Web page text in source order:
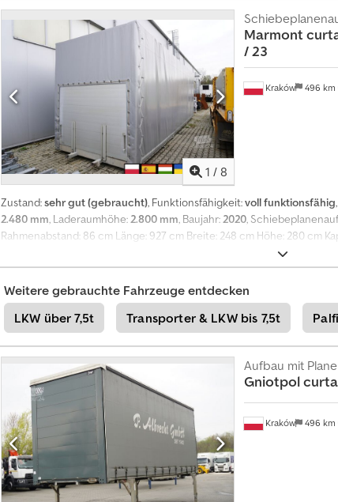
Zustand ist sehr gut. 2 identische Aufbauten verfügbar.
1 / 8
Kraków 496 km
Marmont
/ 23
Zustand:sehr gut (gebraucht), Funktionsfähigkeit:voll funktionsfähig
2.480 mm, Laderaumhöhe:2.800 mm, Baujahr:2020,
Rahmenabstand: 86 cm Länge: 927 cm Breite: 248 cm Höhe: 280 cm
Weitere gebrauchte Fahrzeuge entdecken
LKW über 7,5t
Transporter & LKW bis 7,5t
Kraków 496 km
Aufbau mit Plane
Gniotpol